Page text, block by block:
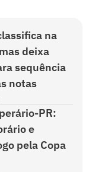
na
deixa
sequência
notas
PR:
e
pela Copa